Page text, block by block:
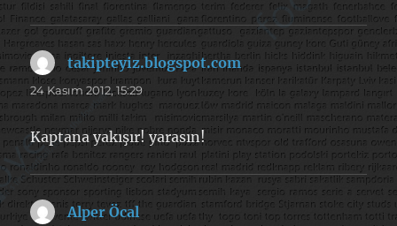
takipteyiz.blogspot.com dedi
ki:
24 Kasım 2012, 15:29
Kaptana yakışır! yarasın!
Alper Öcaldedi